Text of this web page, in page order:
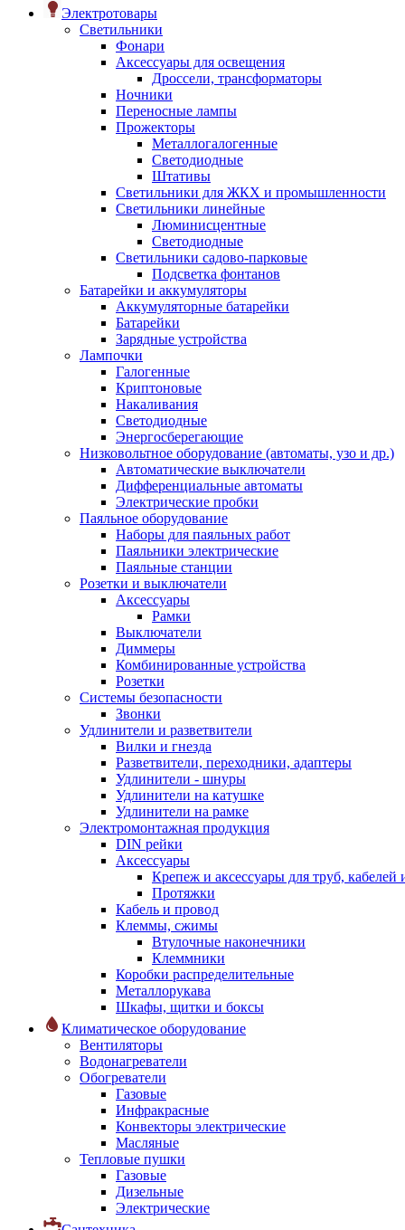
Электротовары
Светильники
Фонари
Аксессуары для освещения
Дроссели, трансформаторы
Ночники
Переносные лампы
Прожекторы
Металлогалогенные
Светодиодные
Штативы
Светильники для ЖКХ и промышленности
Светильники линейные
Люминисцентные
Светодиодные
Светильники садово-парковые
Подсветка фонтанов
Батарейки и аккумуляторы
Аккумуляторные батарейки
Батарейки
Зарядные устройства
Лампочки
Галогенные
Криптоновые
Накаливания
Светодиодные
Энергосберегающие
Низковольтное оборудование (автоматы, узо и др.)
Автоматические выключатели
Дифференциальные автоматы
Электрические пробки
Паяльное оборудование
Наборы для паяльных работ
Паяльники электрические
Паяльные станции
Розетки и выключатели
Аксессуары
Рамки
Выключатели
Диммеры
Комбинированные устройства
Розетки
Системы безопасности
Звонки
Удлинители и разветвители
Вилки и гнезда
Разветвители, переходники, адаптеры
Удлинители - шнуры
Удлинители на катушке
Удлинители на рамке
Электромонтажная продукция
DIN рейки
Аксессуары
Крепеж и аксессуары для труб, кабелей
Протяжки
Кабель и провод
Клеммы, сжимы
Втулочные наконечники
Клеммники
Коробки распределительные
Металлорукава
Шкафы, щитки и боксы
Климатическое оборудование
Вентиляторы
Водонагреватели
Обогреватели
Газовые
Инфракрасные
Конвекторы электрические
Масляные
Тепловые пушки
Газовые
Дизельные
Электрические